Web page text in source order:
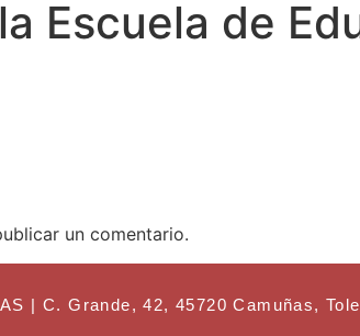
Escuela de
un comentario.
| C. Grande, 42, 45720 Camuñas,